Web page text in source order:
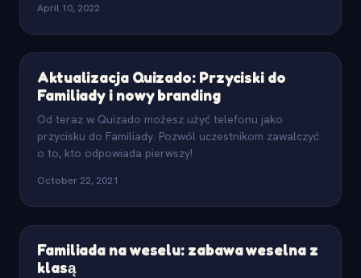
April 10, 2022
Aktualizacja Quizado: Przyciski do
Familiady i nowy branding
Od teraz w Quizado możesz użyć telefonu jako
przycisku do Familiady. Pozwól uczestnikom zawalczyć
o to, kto odpowiada pierwszy!
October 22, 2021
Familiada na weselu: zabawa weselna z
klasą